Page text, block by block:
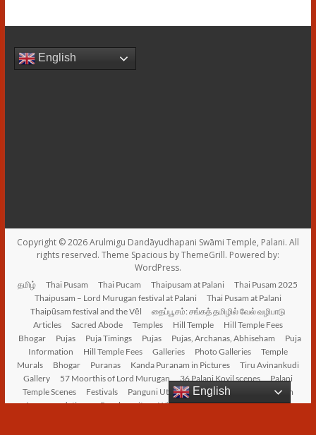
English
Copyright © 2026Arulmigu Dandāyudhapani Swāmi Temple, Palani. All
rights reserved. Theme Spaciousby ThemeGrill. Powered by:
WordPress.
தமிழ் Thai Pusam Thai Pucam Thaipusam at Palani
Thai Pusam 2025
Thaipusam – Lord Murugan festival at Palani
Thai Pusam at Palani
Thaipūsam festival and the Vēl
தைப்பூசம்: சங்கத் தமிழில் வேல் வழிபாடு
Articles
Sacred Abode Temples Hill Temple
Hill Temple Fees
Bhogar
Pujas Puja Timings Pujas Pujas, Archanas, Abhiseham
Puja
Information
Hill Temple Fees Galleries Photo Galleries
Temple
Murals
Bhogar Puranas Kanda Puranam in Pictures
Tiru Avinankudi
Gallery
57 Moorthis of Lord Murugan 36 Palani Kovil scenes
Palani
Temple Scenes
Festivals Panguni Uthiram Facilities
Devasthanam
Accommodations
Panchamritam, Winch, Tonsuring
Social Services
English